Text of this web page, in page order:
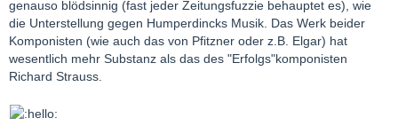
genauso blödsinnig (fast jeder Zeitungsfuzzie behauptet es), wie
die Unterstellung gegen Humperdincks Musik. Das Werk beider
Komponisten (wie auch das von Pfitzner oder z.B. Elgar) hat
wesentlich mehr Substanz als das des "Erfolgs"komponisten
Richard Strauss.